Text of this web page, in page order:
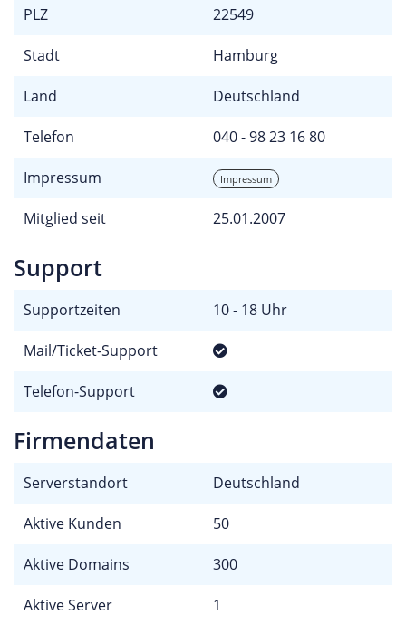
PLZ 22549
Stadt Hamburg
Land Deutschland
Telefon 040 - 98 23 16 80
Impressum Impressum
Mitglied seit 25.01.2007
Support
Supportzeiten 10 - 18 Uhr
Mail/Ticket-Support
Telefon-Support
Firmendaten
Serverstandort Deutschland
Aktive Kunden 50
Aktive Domains 300
Aktive Server 1